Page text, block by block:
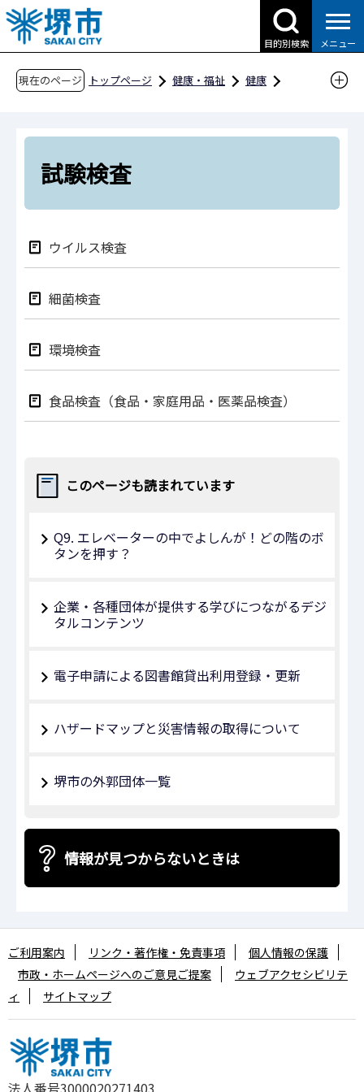
こ
の
ペ
目的別検索 メニュー
現在のページ トップページ 健康・福祉
健康
業務のご案内
試験検査
試験検査
ウイルス検査
細菌検査
環境検査
食品検査（食品・家庭用品・医薬品検査）
このページも読まれています
Q9. エレベーターの中でよしんが！どの階のボ
タンを押す？
企業・各種団体が提供する学びにつながるデジ
タルコンテンツ
電子申請による図書館貸出利用登録・更新
ハザードマップと災害情報の取得について
堺市の外郭団体一覧
情報が見つからないときは
法人番号3000020271403
ご利用案内 リンク・著作権・免責事項
個人情報の保護
市政・ホームページへのご意見ご提案
ウェブアクセシビリテ
ィ
サイトマップ